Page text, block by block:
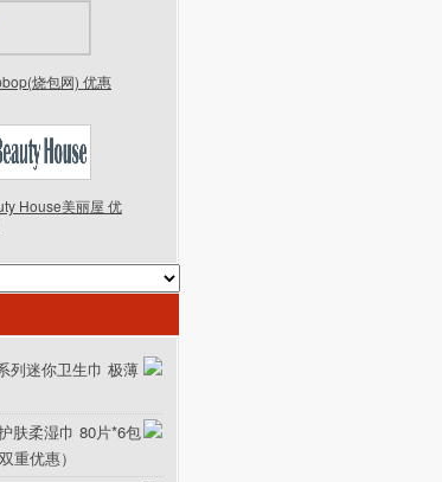
烧包网) 优惠
House美丽屋 优
列迷你卫生巾 极薄
肤柔湿巾 80片*6包
重优惠）